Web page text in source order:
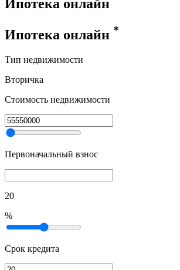
Ипотека онлайн
Ипотека онлайн *
Тип недвижимости
Вторичка
Стоимость недвижимости
Первоначальный взнос
20
%
Срок кредита